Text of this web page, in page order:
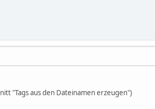
"Tags aus den Dateinamen erzeugen")